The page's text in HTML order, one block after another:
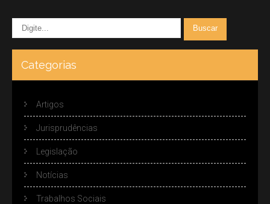
Categorias
Artigos
Jurisprudências
Legislação
Notícias
Trabalhos Sociais